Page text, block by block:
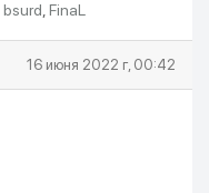
bsurd FinaL
16 июня 2022 г, 00:42